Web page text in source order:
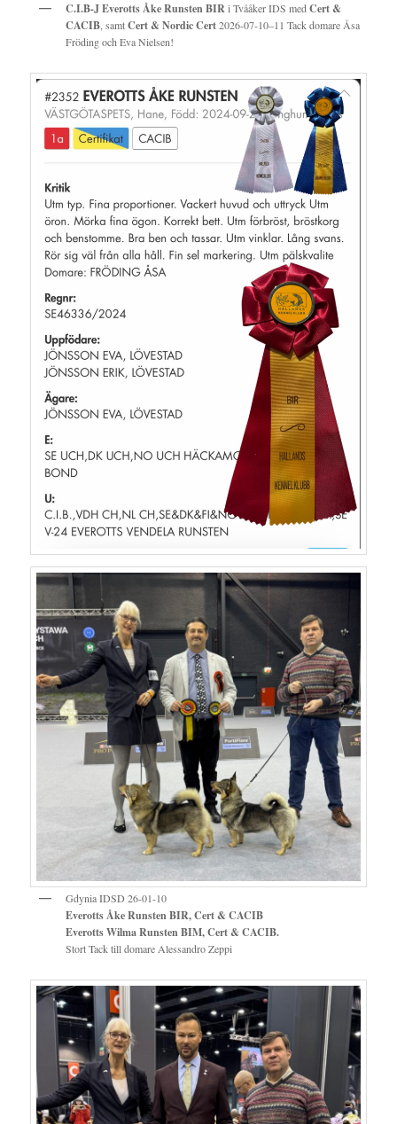
C.I.B-J Everotts Åke Runsten BIRi Tvååker IDS medCert &
CACIB , samtCert & Nordic Cert2026-07-10–11 Tack domare Åsa
Fröding och Eva Nielsen!
Gdynia IDSD 26-01-10
Everotts Åke Runsten BIR,Cert & CACIB
Everotts Wilma Runsten BIM, Cert & CACIB.
Stort Tack till domare Alessandro Zeppi